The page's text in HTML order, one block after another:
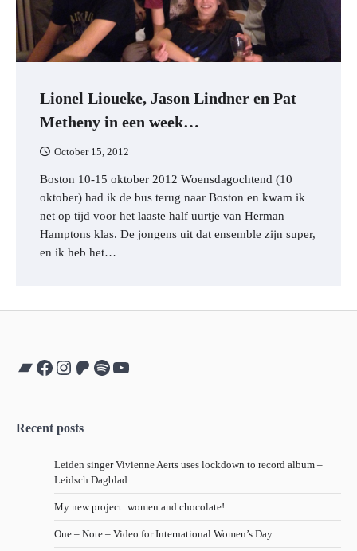
Lionel Lioueke, Jason Lindner en Pat
Metheny in een week…
October 15, 2012
Boston 10-15 oktober 2012 Woensdagochtend (10
oktober) had ik de bus terug naar Boston en kwam ik
net op tijd voor het laaste half uurtje van Herman
Hamptons klas. De jongens uit dat ensemble zijn super,
en ik heb het…
Bandcamp
Facebook
Instagram
Patreon
Spotify
YouTube
Recent posts
Leiden singer Vivienne Aerts uses lockdown to record album –
Leidsch Dagblad
My new project: women and chocolate!
One – Note – Video for International Women’s Day